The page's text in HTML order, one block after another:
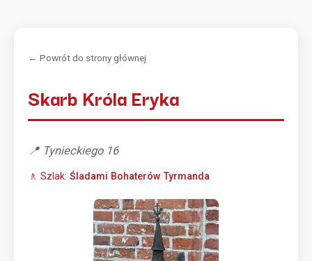
← Powrót do strony głównej
Skarb Króla Eryka
📍 Tynieckiego 16
🚶 Szlak: Śladami Bohaterów Tyrmanda